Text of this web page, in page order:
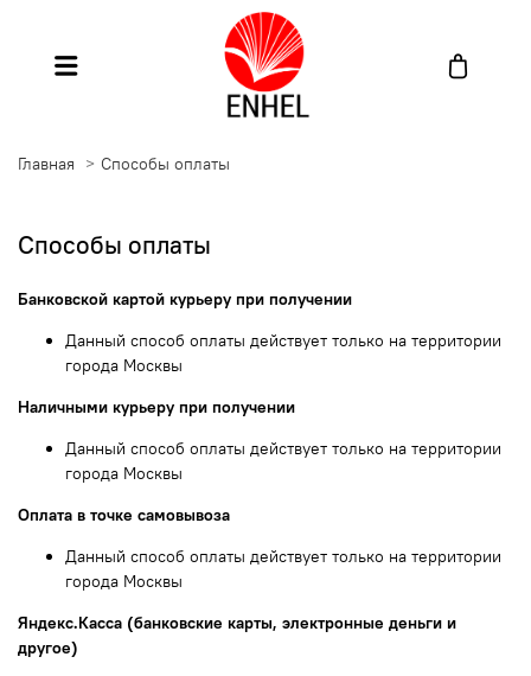
Главная Способы оплаты
Способы оплаты
Банковской картой курьеру при получении
Данный способ оплаты действует только на территории
города Москвы
Наличными курьеру при получении
Данный способ оплаты действует только на территории
города Москвы
Оплата в точке самовывоза
Данный способ оплаты действует только на территории
города Москвы
Яндекс.Касса (банковские карты, электронные деньги и
другое)